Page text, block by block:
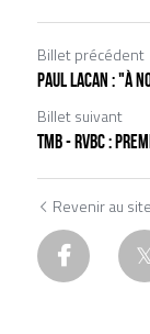
Billet précédent
PAUL LACAN : "À
Billet suivant
TMB - RVBC :
Revenir au site